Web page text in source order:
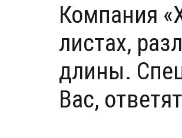
Компания
листах,
длины.
Вас,